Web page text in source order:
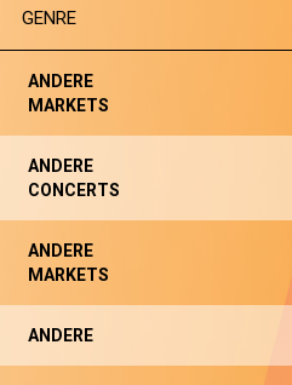
GENRE
ANDERE
MARKETS
ANDERE
CONCERTS
ANDERE
MARKETS
ANDERE